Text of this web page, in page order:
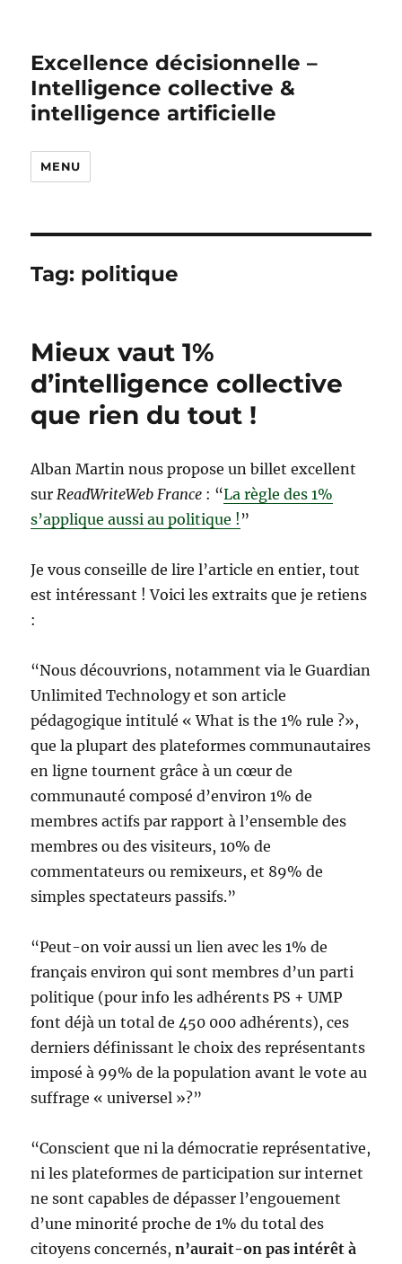
Excellence décisionnelle –
Intelligence collective &
intelligence artificielle
MENU
Tag: politique
Mieux vaut 1%
d’intelligence collective
que rien du tout !
Alban Martin nous propose un billet excellent
sur ReadWriteWeb France : “La règle des 1%
s’applique aussi au politique ! ”
Je vous conseille de lire l’article en entier, tout
est intéressant ! Voici les extraits que je retiens
:
“Nous découvrions, notamment via le Guardian
Unlimited Technology et son article
pédagogique intitulé « What is the 1% rule ?»,
que la plupart des plateformes communautaires
en ligne tournent grâce à un cœur de
communauté composé d’environ 1% de
membres actifs par rapport à l’ensemble des
membres ou des visiteurs, 10% de
commentateurs ou remixeurs, et 89% de
simples spectateurs passifs.”
“Peut-on voir aussi un lien avec les 1% de
français environ qui sont membres d’un parti
politique (pour info les adhérents PS + UMP
font déjà un total de 450 000 adhérents), ces
derniers définissant le choix des représentants
imposé à 99% de la population avant le vote au
suffrage « universel »?”
“Conscient que ni la démocratie représentative,
ni les plateformes de participation sur internet
ne sont capables de dépasser l’engouement
d’une minorité proche de 1% du total des
citoyens concernés,n’aurait-on pas intérêt à